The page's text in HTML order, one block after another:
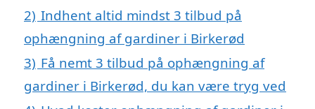
2) Indhent altid mindst 3 tilbud på
ophængning af gardiner i Birkerød
3) Få nemt 3 tilbud på ophængning af
gardiner i Birkerød, du kan være tryg ved